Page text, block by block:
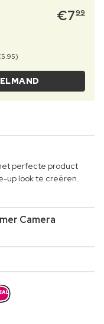
€799
perfecte product
up look te creëren.
Camera